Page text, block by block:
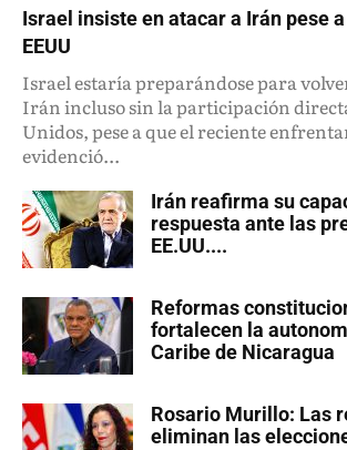
Israel insiste en atacar a Irán pese
EEUU
Israel estaría preparándose para
Irán incluso sin la participación
Unidos, pese a que el reciente
evidenció...
Irán reafirma su
respuesta ante las
EE.UU....
Reformas
fortalecen la
Caribe de Nicaragua
Rosario Murillo: Las
eliminan las